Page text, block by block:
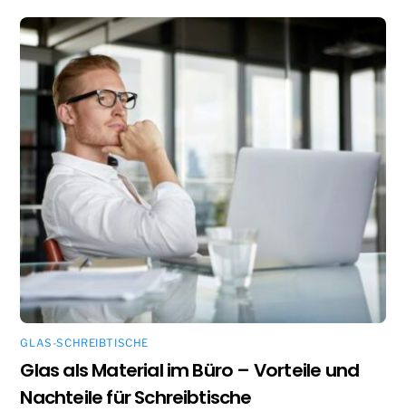
GLAS-SCHREIBTISCHE
Glas als Material im Büro – Vorteile und
Nachteile für Schreibtische